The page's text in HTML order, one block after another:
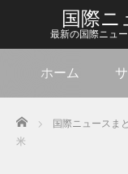
国際ニ
最新の国際ニュ
ホーム
Home 国際ニュースま
米